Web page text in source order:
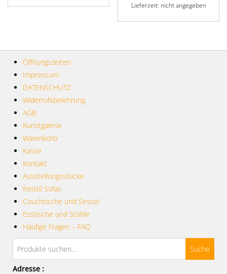
Lieferzeit: nicht angegeben
Öffnungszeiten
Impressum
DATENSCHUTZ
Widerrufsbelehrung
AGB
Kunstgalerie
Warenkorb
Kasse
Kontakt
Ausstellungsstücke
freistil Sofas
Couchtische und Sessel
Esstische und Stühle
Häufige Fragen – FAQ
Suche
Adresse :